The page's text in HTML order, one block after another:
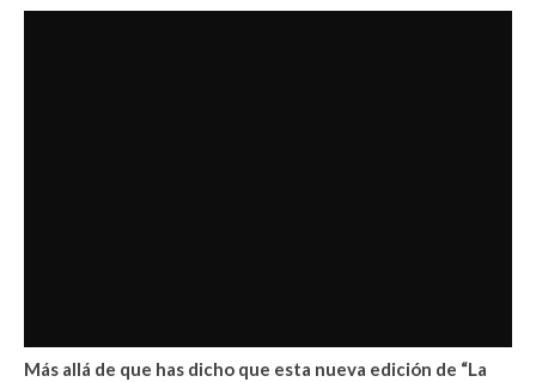
Más allá de que has dicho que esta nueva edición de “La